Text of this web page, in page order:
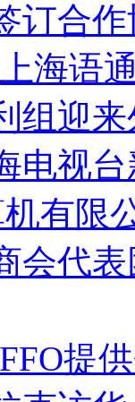
订合
海语
组迎
电视
机有限
会代
提